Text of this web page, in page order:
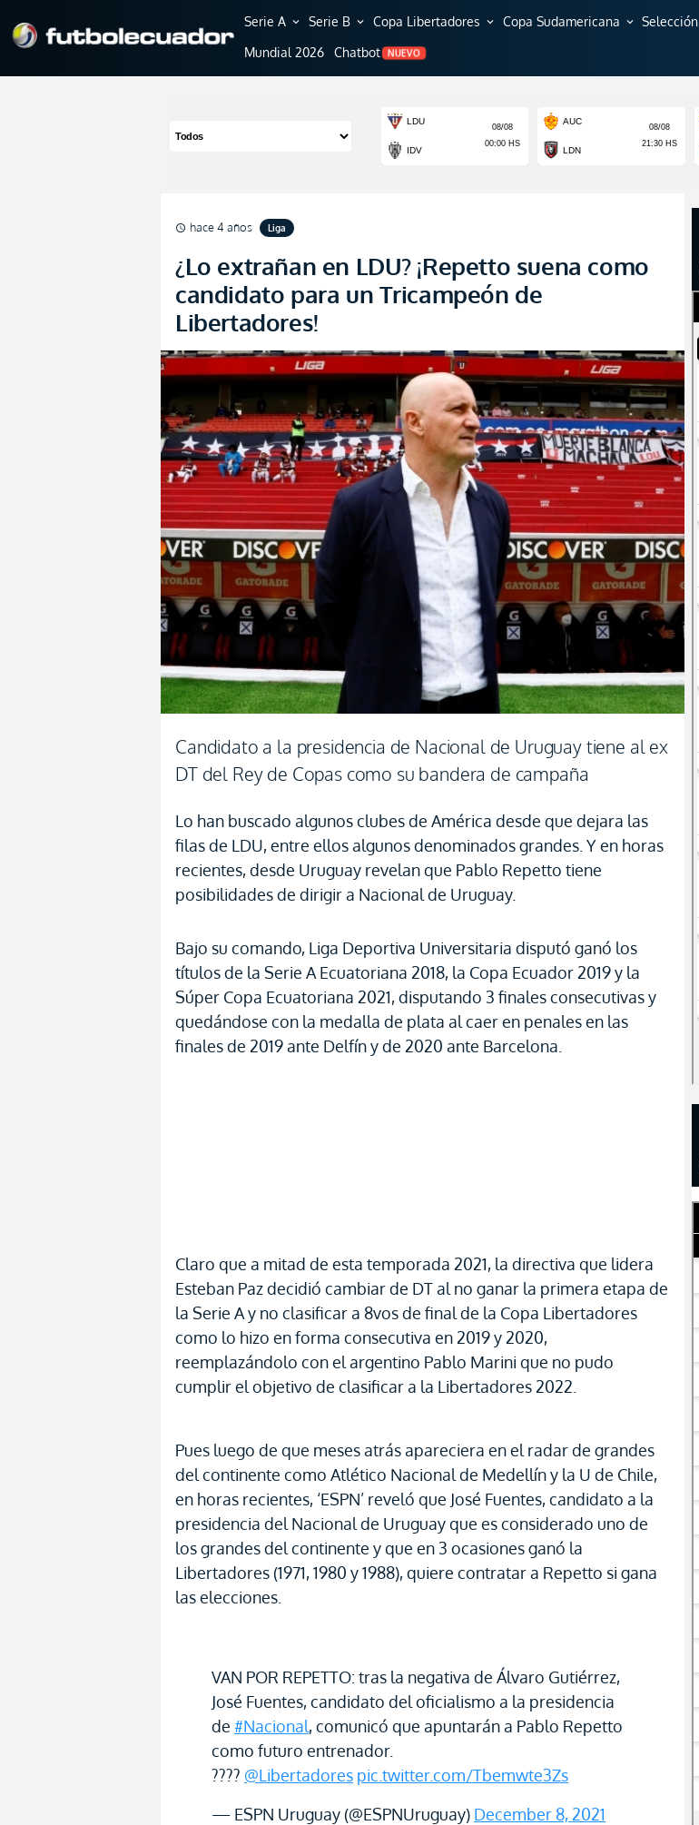
Serie A expand_more Serie B expand_more Copa Libertadores expand_more Copa Sudamericana expand_more Selección
Mundial 2026 Chatbot NUEVO
schedule hace 4 años Liga
¿Lo extrañan en LDU? ¡Repetto suena como
candidato para un Tricampeón de
Libertadores!
Candidato a la presidencia de Nacional de Uruguay tiene al ex
DT del Rey de Copas como su bandera de campaña
Lo han buscado algunos clubes de América desde que dejara las
filas de LDU, entre ellos algunos denominados grandes. Y en horas
recientes, desde Uruguay revelan que Pablo Repetto tiene
posibilidades de dirigir a Nacional de Uruguay.
Bajo su comando, Liga Deportiva Universitaria disputó ganó los
títulos de la Serie A Ecuatoriana 2018, la Copa Ecuador 2019 y la
Súper Copa Ecuatoriana 2021, disputando 3 finales consecutivas y
quedándose con la medalla de plata al caer en penales en las
finales de 2019 ante Delfín y de 2020 ante Barcelona.
Claro que a mitad de esta temporada 2021, la directiva que lidera
Esteban Paz decidió cambiar de DT al no ganar la primera etapa de
la Serie A y no clasificar a 8vos de final de la Copa Libertadores
como lo hizo en forma consecutiva en 2019 y 2020,
reemplazándolo con el argentino Pablo Marini que no pudo
cumplir el objetivo de clasificar a la Libertadores 2022.
Pues luego de que meses atrás apareciera en el radar de grandes
del continente como Atlético Nacional de Medellín y la U de Chile,
en horas recientes, ‘ESPN’ reveló que José Fuentes, candidato a la
presidencia del Nacional de Uruguay que es considerado uno de
los grandes del continente y que en 3 ocasiones ganó la
Libertadores (1971, 1980 y 1988), quiere contratar a Repetto si gana
las elecciones.
VAN POR REPETTO: tras la negativa de Álvaro Gutiérrez,
José Fuentes, candidato del oficialismo a la presidencia
de #Nacional, comunicó que apuntarán a Pablo Repetto
como futuro entrenador.
???? @Libertadores pic.twitter.com/Tbemwte3Zs
— ESPN Uruguay (@ESPNUruguay) December 8, 2021